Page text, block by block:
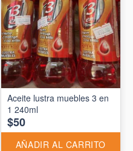
Aceite lustra muebles 3 en
1 240ml
$50
AÑADIR AL CARRITO